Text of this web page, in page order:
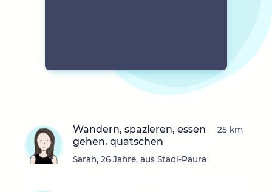
Wandern, spazieren, essen
gehen, quatschen
Sarah, 26 Jahre, aus Stadl-Paura
25 km